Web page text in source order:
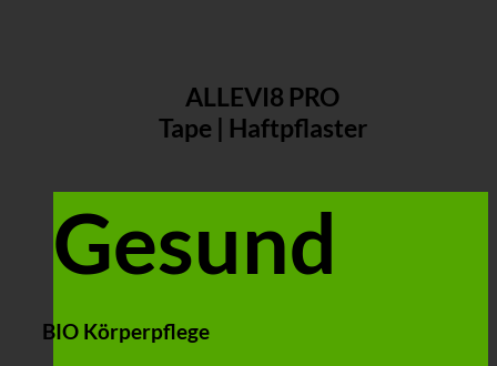
ALLEVI8 PRO
Tape | Haftpflaster
Gesund
BIO Körperpflege